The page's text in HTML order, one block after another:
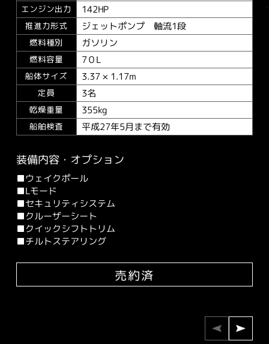
エンジン出力 142HP
推進力形式 ジェットポンプ 軸流1段
燃料種別 ガソリン
燃料容量 7０L
船体サイズ 3.37 × 1.17m
定員 3名
乾燥重量 355kg
船舶検査 平成27年5月まで有効
装備内容・オプション
■ウェイクポール
■Lモード
■セキュリティシステム
■クルーザーシート
■クイックシフトトリム
■チルトステアリング
売約済